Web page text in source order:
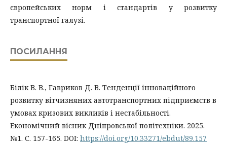
європейських норм і стандартів у розвитку
транспортної галузі.
ПОСИЛАННЯ
Білік В. В., Гавриков Д. В. Тенденції інноваційного
розвитку вітчизняних автотранспортних підприємств в
умовах кризових викликів і нестабільності.
Економічний вісник Дніпровської політехніки. 2025.
№1. С. 157-165. DOI: https://doi.org/10.33271/ebdut/89.157